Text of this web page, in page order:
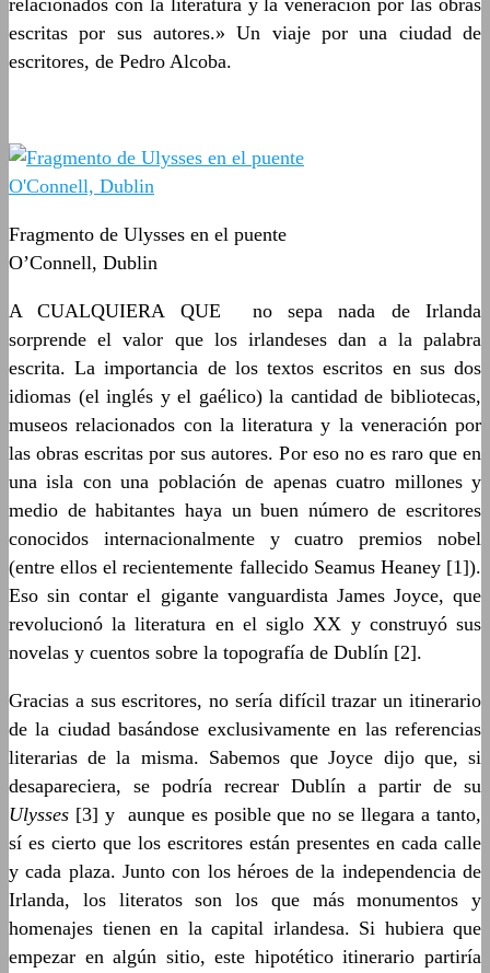
relacionados con la literatura y la veneración por las obras
escritas por sus autores.» Un viaje por una ciudad de
escritores, de Pedro Alcoba.
Fragmento de Ulysses en el puente
O’Connell, Dublin
A CUALQUIERA QUE no sepa nada de Irlanda
sorprende el valor que los irlandeses dan a la palabra
escrita. La importancia de los textos escritos en sus dos
idiomas (el inglés y el gaélico) la cantidad de bibliotecas,
museos relacionados con la literatura y la veneración por
las obras escritas por sus autores. Por eso no es raro que en
una isla con una población de apenas cuatro millones y
medio de habitantes haya un buen número de escritores
conocidos internacionalmente y cuatro premios nobel
(entre ellos el recientemente fallecido Seamus Heaney [1]).
Eso sin contar el gigante vanguardista James Joyce, que
revolucionó la literatura en el siglo XX y construyó sus
novelas y cuentos sobre la topografía de Dublín [2].
Gracias a sus escritores, no sería difícil trazar un itinerario
de la ciudad basándose exclusivamente en las referencias
literarias de la misma. Sabemos que Joyce dijo que, si
desapareciera, se podría recrear Dublín a partir de su
Ulysses [3] y aunque es posible que no se llegara a tanto,
sí es cierto que los escritores están presentes en cada calle
y cada plaza. Junto con los héroes de la independencia de
Irlanda, los literatos son los que más monumentos y
homenajes tienen en la capital irlandesa. Si hubiera que
empezar en algún sitio, este hipotético itinerario partiría